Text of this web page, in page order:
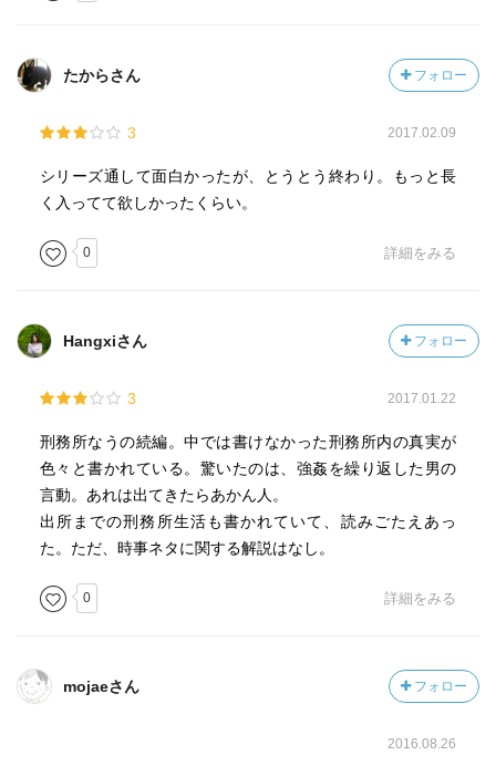
たからさん フォロー
3 2017.02.09
シリーズ通して面白かったが、とうとう終わり。もっと長
く入ってて欲しかったくらい。
0 詳細をみる
Hangxiさん フォロー
3 2017.01.22
刑務所なうの続編。中では書けなかった刑務所内の真実が
色々と書かれている。驚いたのは、強姦を繰り返した男の
言動。あれは出てきたらあかん人。
出所までの刑務所生活も書かれていて、読みごたえあっ
た。ただ、時事ネタに関する解説はなし。
0 詳細をみる
mojaeさん フォロー
2016.08.26